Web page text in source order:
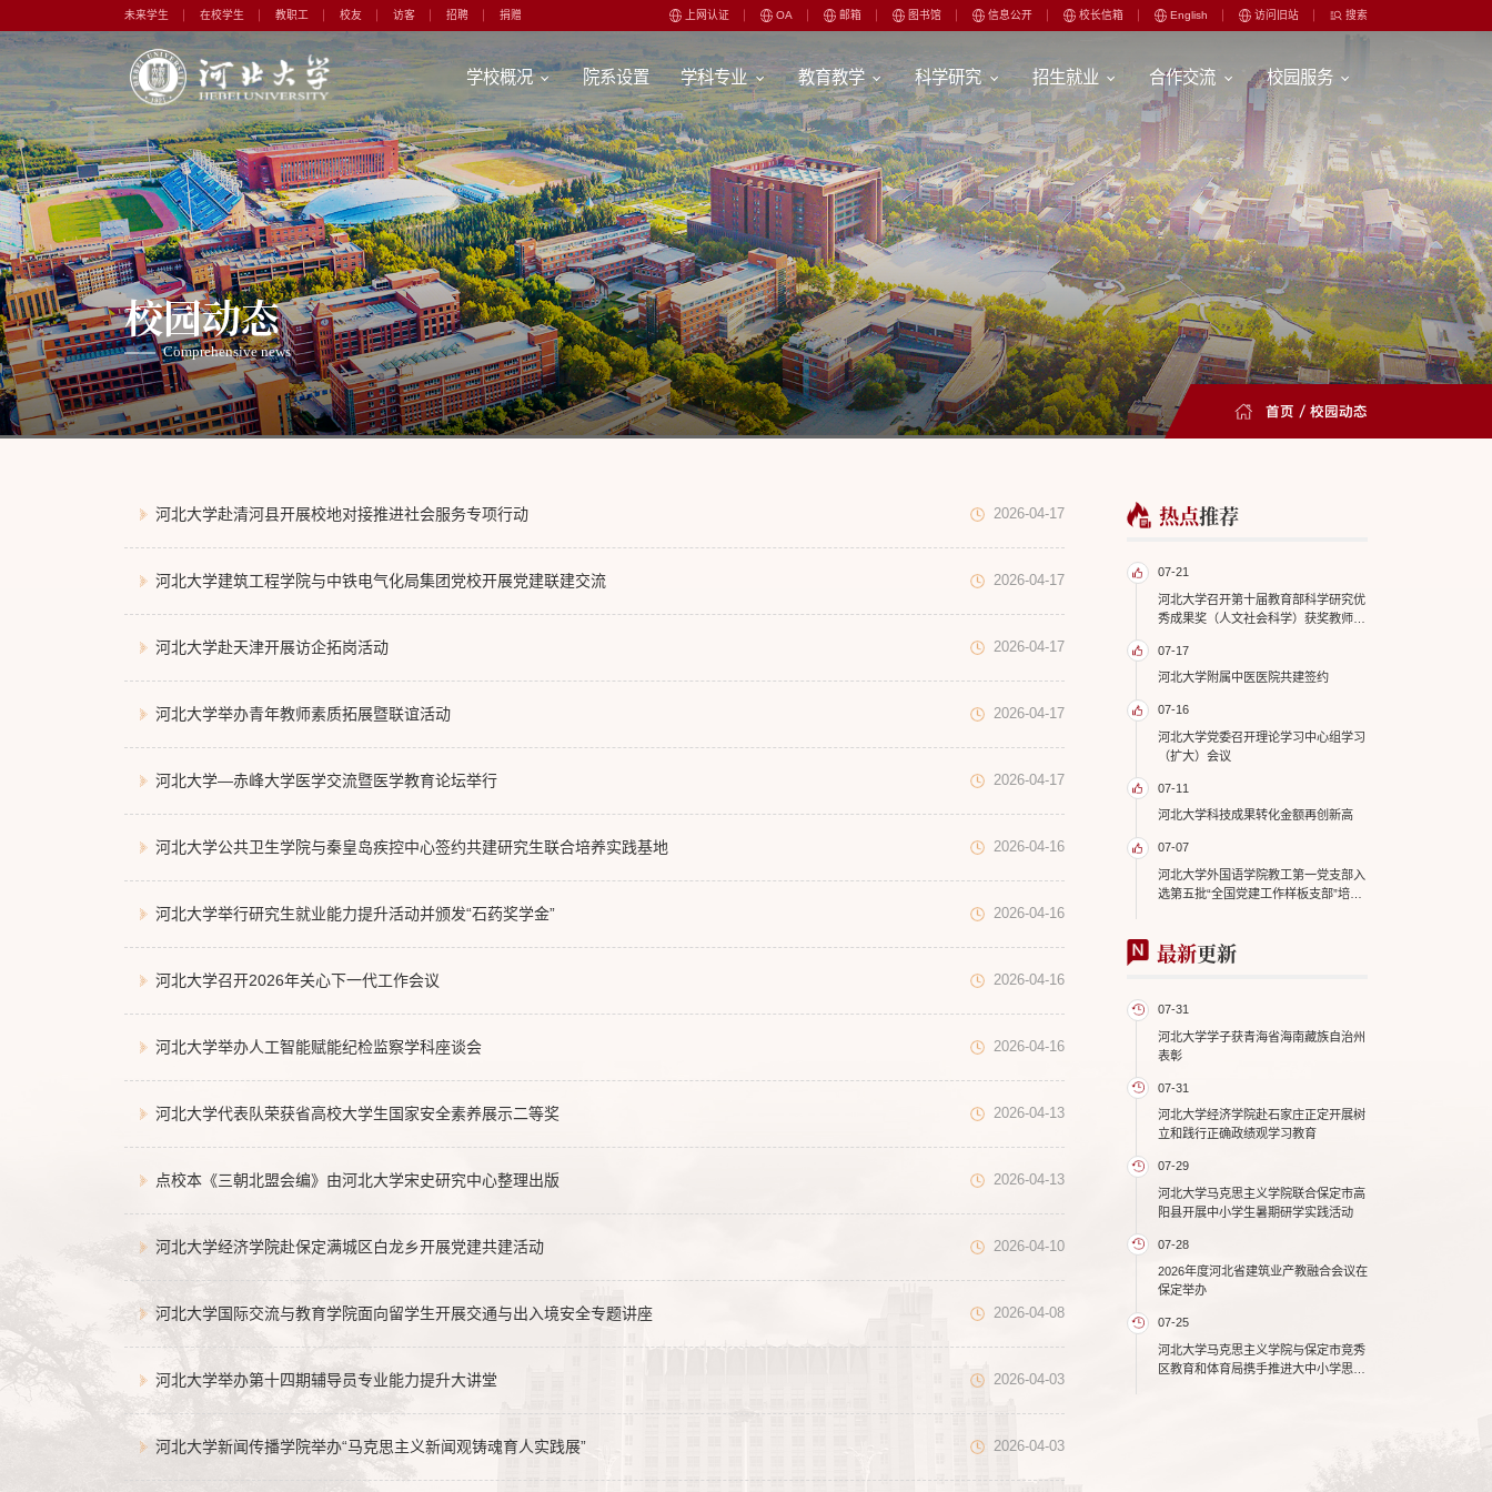
未来学生 在校学生 教职工 校友 访客 招聘 捐赠 上网认证 OA 邮箱 图书馆 信息公开 校长信箱 English 访问旧站 搜索
学校概况 院系设置 学科专业 教育教学 科学研究 招生就业 合作交流 校园服务
校园动态
Comprehensive news
首页 / 校园动态
河北大学赴清河县开展校地对接推进社会服务专项行动 2026-04-17
河北大学建筑工程学院与中铁电气化局集团党校开展党建联建交流 2026-04-17
河北大学赴天津开展访企拓岗活动 2026-04-17
河北大学举办青年教师素质拓展暨联谊活动 2026-04-17
河北大学—赤峰大学医学交流暨医学教育论坛举行 2026-04-17
河北大学公共卫生学院与秦皇岛疾控中心签约共建研究生联合培养实践基地 2026-04-16
河北大学举行研究生就业能力提升活动并颁发“石药奖学金” 2026-04-16
河北大学召开2026年关心下一代工作会议 2026-04-16
河北大学举办人工智能赋能纪检监察学科座谈会 2026-04-16
河北大学代表队荣获省高校大学生国家安全素养展示二等奖 2026-04-13
点校本《三朝北盟会编》由河北大学宋史研究中心整理出版 2026-04-13
河北大学经济学院赴保定满城区白龙乡开展党建共建活动 2026-04-10
河北大学国际交流与教育学院面向留学生开展交通与出入境安全专题讲座 2026-04-08
河北大学举办第十四期辅导员专业能力提升大讲堂 2026-04-03
河北大学新闻传播学院举办“马克思主义新闻观铸魂育人实践展” 2026-04-03
热点推荐
07-21
河北大学召开第十届教育部科学研究优
秀成果奖（人文社会科学）获奖教师座
07-17
河北大学附属中医医院共建签约
07-16
河北大学党委召开理论学习中心组学习
（扩大）会议
07-11
河北大学科技成果转化金额再创新高
07-07
河北大学外国语学院教工第一党支部入
选第五批“全国党建工作样板支部”培育
最新更新
07-31
河北大学学子获青海省海南藏族自治州
表彰
07-31
河北大学经济学院赴石家庄正定开展树
立和践行正确政绩观学习教育
07-29
河北大学马克思主义学院联合保定市高
阳县开展中小学生暑期研学实践活动
07-28
2026年度河北省建筑业产教融合会议在
保定举办
07-25
河北大学马克思主义学院与保定市竞秀
区教育和体育局携手推进大中小学思政